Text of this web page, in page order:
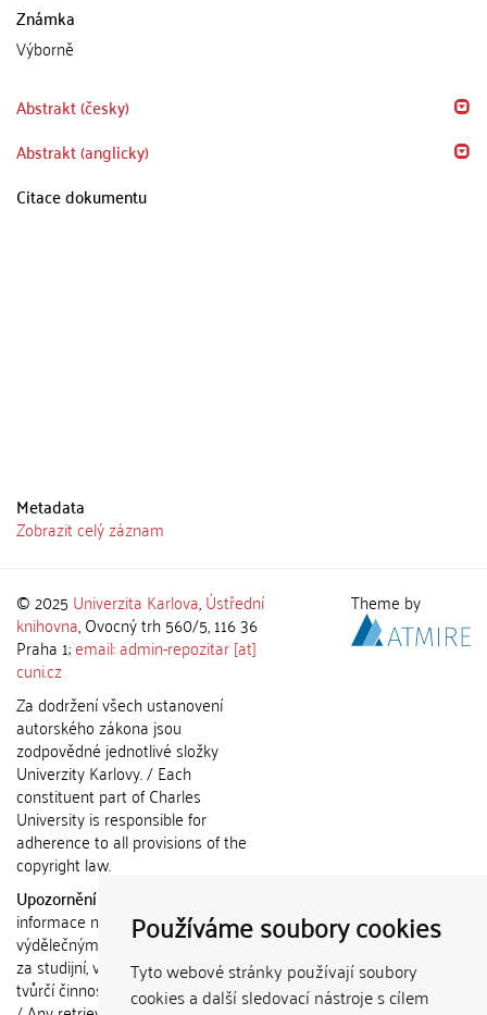
Používáme soubory cookies
Tyto webové stránky používají soubory
cookies a další sledovací nástroje s cílem
Známka
Výborně
Abstrakt (česky)
Abstrakt (anglicky)
Citace dokumentu
Metadata
Zobrazit celý záznam
© 2025 Univerzita Karlova,Ústřední
knihovna, Ovocný trh 560/5, 116 36
Praha 1;email: admin-repozitar [at]
cuni.cz
Za dodržení všech ustanovení
autorského zákona jsou
zodpovědné jednotlivé složky
Univerzity Karlovy. / Each
constituent part of Charles
University is responsible for
adherence to all provisions of the
copyright law.
Upozornění / Notice:
informace nemohou být použity k
výdělečným účelům nebo vydávány
za studijní, vědeckou nebo jinou
tvůrčí činnost jiné osoby než autora.
Theme by